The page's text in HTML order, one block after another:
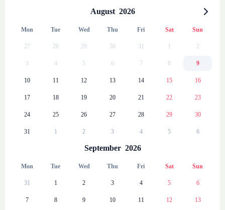
Finestre insonorizzate
Articoli di cortesia ecologici
CUCINA
Cucina open space di design
Articoli da cucina completi
Vetroceramica
Microonde
Bollitore
August 2026
Mon Tue Wed Thu Fri Sat Sun
27 28 29 30 31 1 2
3 4 5 6 7 8 9
10 11 12 13 14 15 16
17 18 19 20 21 22 23
24 25 26 27 28 29 30
31 1 2 3 4 5 6
September 2026
Mon Tue Wed Thu Fri Sat Sun
31 1 2 3 4 5 6
7 8 9 10 11 12 13